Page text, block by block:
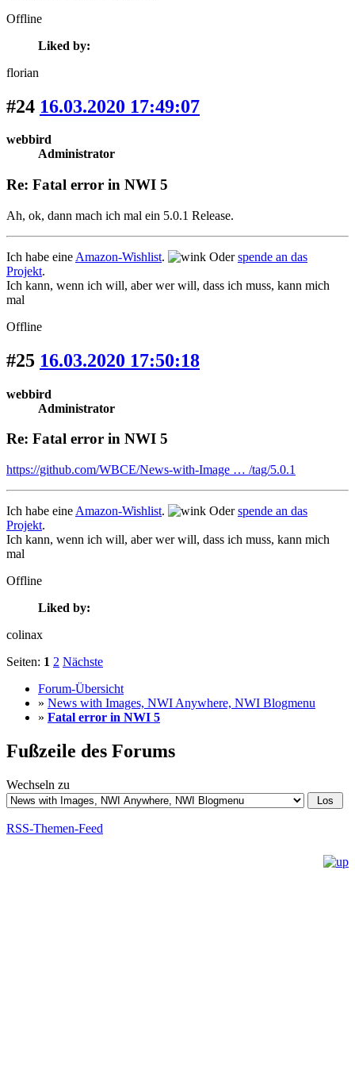
Offline
Liked by:
florian
#24 16.03.2020 17:49:07
webbird
Administrator
Re: Fatal error in NWI 5
Ah, ok, dann mach ich mal ein 5.0.1 Release.
Ich habe eine Amazon-Wishlist. Oderspende an das
Projekt.
Ich kann, wenn ich will, aber wer will, dass ich muss, kann mich
mal
Offline
#25 16.03.2020 17:50:18
webbird
Administrator
Re: Fatal error in NWI 5
https://github.com/WBCE/News-with-Image … /tag/5.0.1
Ich habe eine Amazon-Wishlist. Oderspende an das
Projekt.
Ich kann, wenn ich will, aber wer will, dass ich muss, kann mich
mal
Offline
Liked by:
colinax
Seiten: 1 2 Nächste
Forum-Übersicht
» News with Images, NWI Anywhere, NWI Blogmenu
» Fatal error in NWI 5
Fußzeile des Forums
Wechseln zu
RSS-Themen-Feed